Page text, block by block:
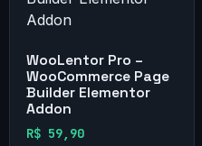
WooLentor Pro –
WooCommerce Page
Builder Elementor
Addon
R$ 59,90